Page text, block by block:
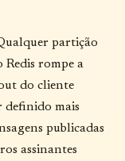
partição
Redis rompe a
do cliente
definido mais
publicadas
assinantes